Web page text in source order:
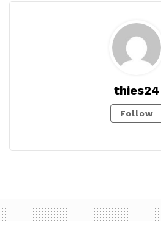
thies24
Follow